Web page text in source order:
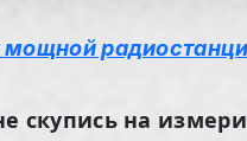
скупись на